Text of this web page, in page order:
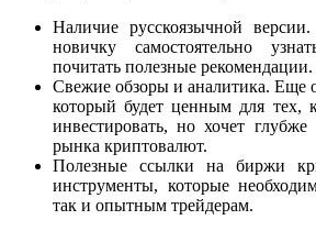
Наличие русскоязычной
новичку самостоятельно
почитать полезные рекомендации.
Свежие обзоры и аналитика. Еще
который будет ценным для тех,
инвестировать, но хочет глубже
рынка криптовалют.
Полезные ссылки на биржи
инструменты, которые
так и опытным трейдерам.